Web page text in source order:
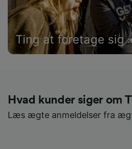
Ting at foretage sig
Hvad kunder siger om
Læs ægte anmeldelser fra